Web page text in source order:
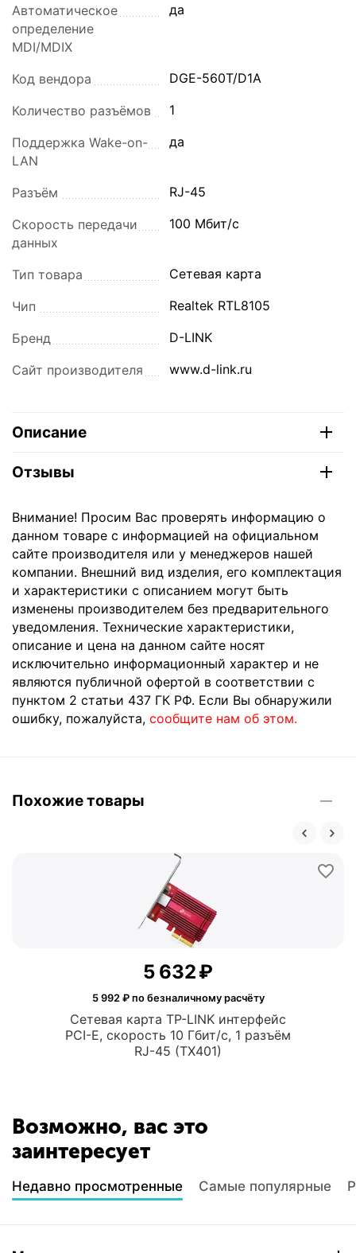
Автоматическое
определение
MDI/MDIX
да
Код вендора DGE-560T/D1A
Количество разъёмов 1
Поддержка Wake-on-
LAN
да
Разъём RJ-45
Скорость передачи
данных
100 Мбит/с
Тип товара Сетевая карта
Чип Realtek RTL8105
Бренд D-LINK
Сайт производителя www.d-link.ru
Описание
Отзывы
Внимание! Просим Вас проверять информацию о
данном товаре с информацией на официальном
сайте производителя или у менеджеров нашей
компании. Внешний вид изделия, его комплектация
и характеристики с описанием могут быть
изменены производителем без предварительного
уведомления. Технические характеристики,
описание и цена на данном сайте носят
исключительно информационный характер и не
являются публичной офертой в соответствии с
пунктом 2 статьи 437 ГК РФ. Если Вы обнаружили
ошибку, пожалуйста, сообщите нам об этом.
Похожие товары
Сетевая карта TP-LINK интерфейс
PCI-E, скорость 10 Гбит/с, 1 разъём
RJ-45 (TX401)
5 632₽
5 992 ₽ по безналичному расчёту
Возможно, вас это
заинтересует
Недавно просмотренные Самые популярные